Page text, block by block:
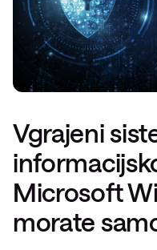
Vgrajeni
Microsoft
morate